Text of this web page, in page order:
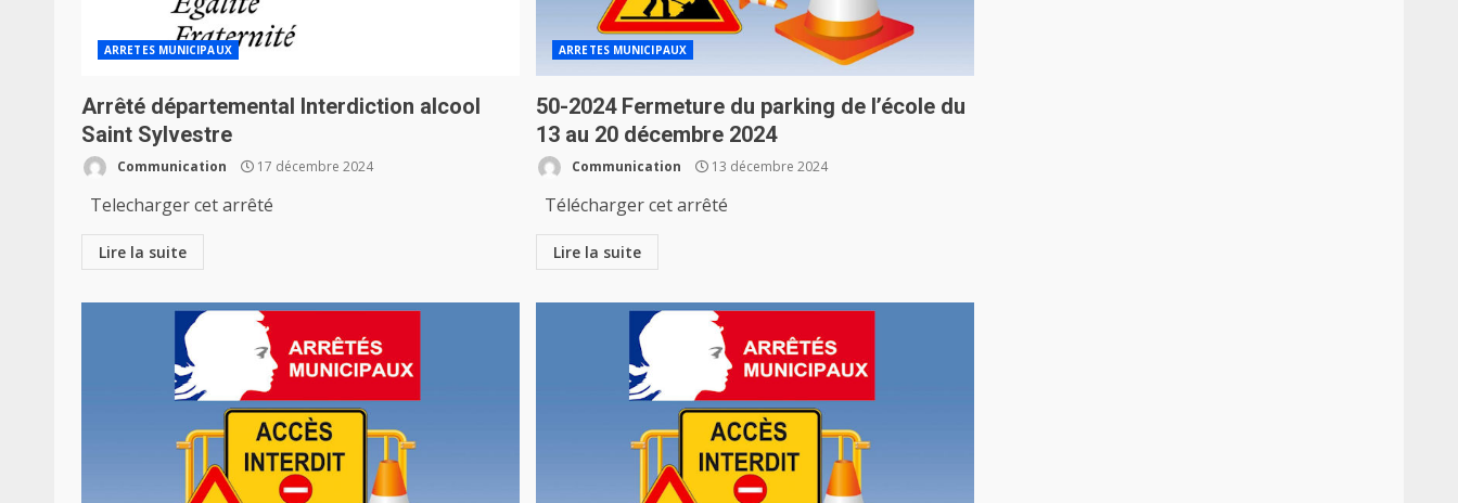
ARRETES MUNICIPAUX
Arrêté départemental Interdiction alcool
Saint Sylvestre
Communication 17 décembre 2024
Telecharger cet arrêté
Lire la suite
ARRETES MUNICIPAUX
50-2024 Fermeture du parking de l’école du
13 au 20 décembre 2024
Communication 13 décembre 2024
Télécharger cet arrêté
Lire la suite